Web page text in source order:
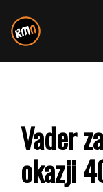
do
treści
Vader
okazji